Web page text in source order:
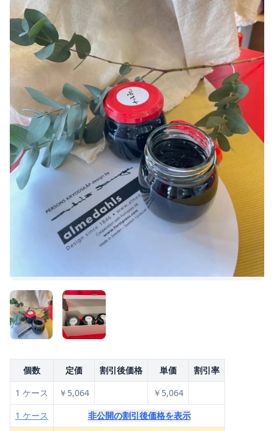
個数 定価 割引後価格 単価
割引率
1 ケース
￥5,064
￥5,064
1 ケース
非公開の割引後価格を表示